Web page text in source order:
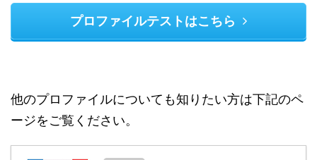
プロファイルテストはこちら
他のプロファイルについても知りたい方は下記のペ
ージをご覧ください。